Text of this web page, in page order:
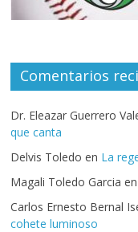
Comentarios
Dr. Eleazar Guerrero
que canta
Delvis Toledo en La
Magali Toledo Garcia en
Carlos Ernesto Bernal
cohete luminoso